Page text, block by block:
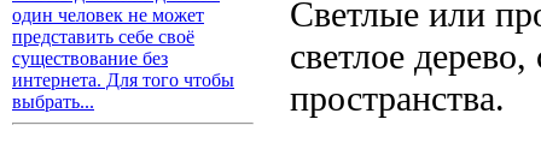
один человек не может
представить себе своё
существование без
интернета. Для того чтобы
выбрать...
Светлые или
светлое
пространства.